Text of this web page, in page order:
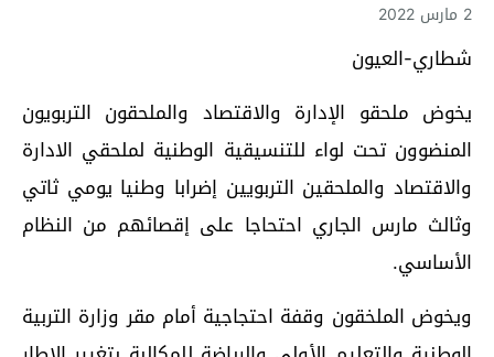
2 مارس 2022
شطاري-العيون
يخوض ملحقو الإدارة والاقتصاد والملحقون التربويون
المنضوون تحت لواء للتنسيقية الوطنية لملحقي الادارة
والاقتصاد والملحقين التربويين إضرابا وطنيا يومي ثاتي
وثالث مارس الجاري احتحاجا على إقصائهم من النظام
الأساسي.
ويخوض الملخقون وقفة احتجاجية أمام مقر وزارة التربية